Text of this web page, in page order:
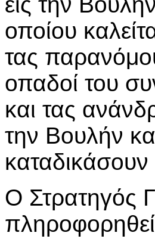
οποίου
τας
οπαδοί του
και τας
την Βουλήν
Ο Στρατηγός
πληροφορηθεί